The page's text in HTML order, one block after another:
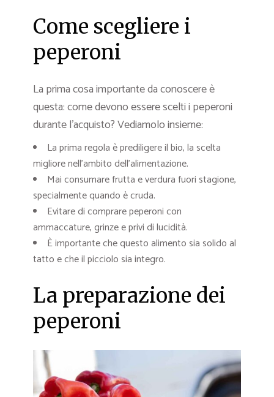
Come scegliere i
peperoni
La prima cosa importante da conoscere è
questa: come devono essere scelti i peperoni
durante l’acquisto? Vediamolo insieme:
La prima regola è prediligere il bio, la scelta
migliore nell’ambito dell’alimentazione.
Mai consumare frutta e verdura fuori stagione,
specialmente quando è cruda.
Evitare di comprare peperoni con
ammaccature, grinze e privi di lucidità.
È importante che questo alimento sia solido al
tatto e che il picciolo sia integro.
La preparazione dei
peperoni